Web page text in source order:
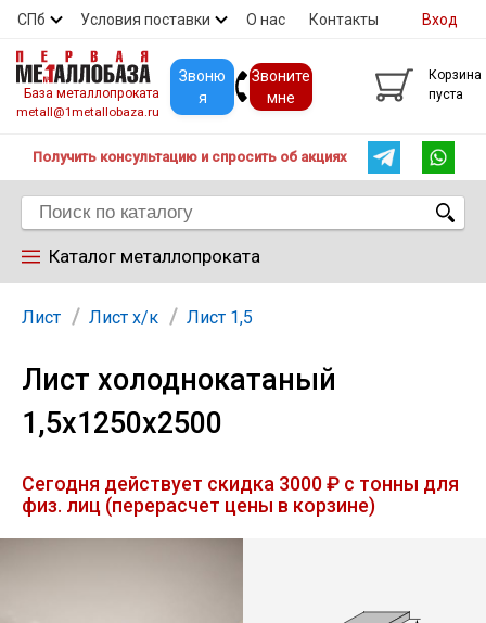
СПб Условия поставки О нас Контакты
Скидки Прайс Покупателям
Вход
База металлопроката
metall@1metallobaza.ru
Звоню
я
Звоните
мне
Корзина
пуста
Получить консультацию и спросить об акциях
Каталог металлопроката
Арматура
Труба профильная
Лист
Лист Лист х/к Лист 1,5
Лист холоднокатаный
1,5х1250х2500
Сегодня действует скидка 3000 ₽ с тонны для
физ. лиц (перерасчет цены в корзине)